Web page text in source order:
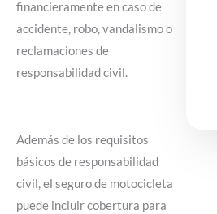
financieramente en caso de
accidente, robo, vandalismo o
reclamaciones de
responsabilidad civil.
Además de los requisitos
básicos de responsabilidad
civil, el seguro de motocicleta
puede incluir cobertura para